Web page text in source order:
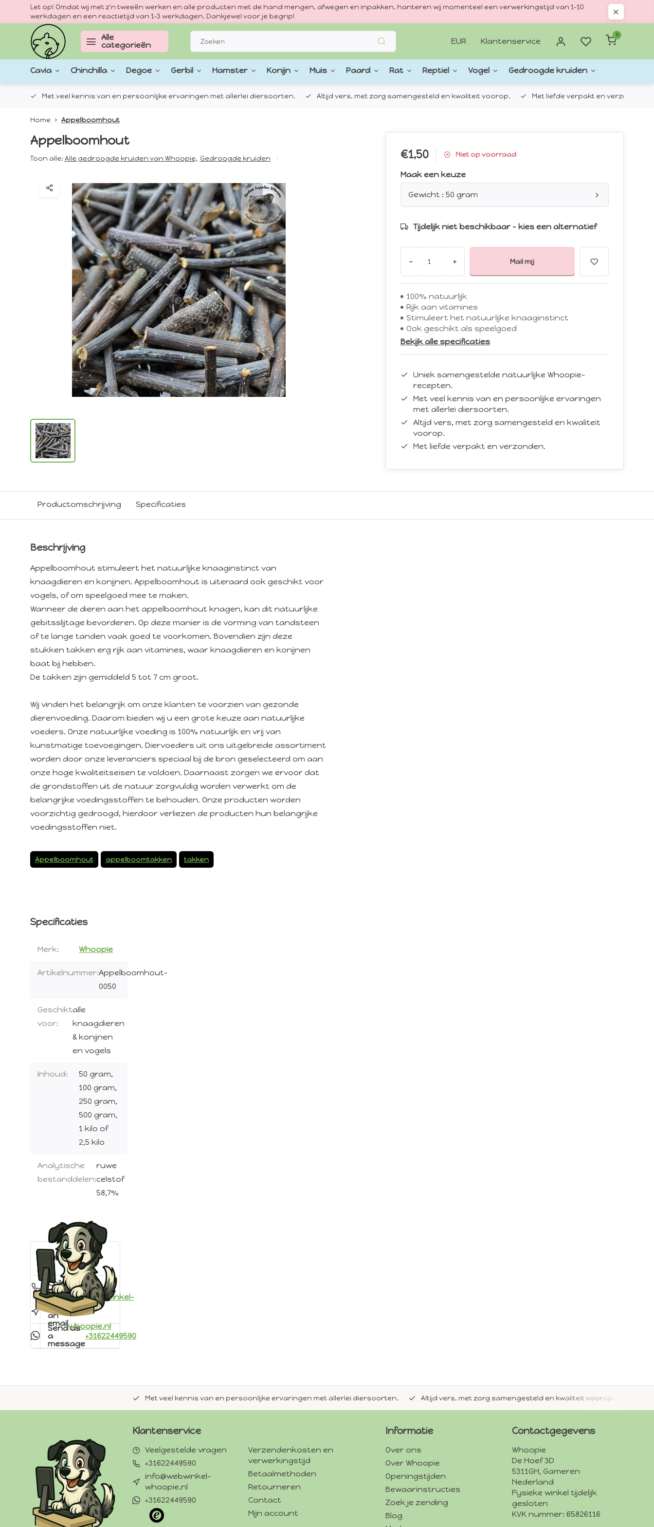
Let op! Omdat wij met z'n tweeën werken en alle producten met de hand mengen, afwegen en inpakken, hanteren wij momenteel een verwerkingstijd van 1–10
werkdagen en een reactietijd van 1–3 werkdagen. Dankjewel voor je begrip!
Alle
categorieën
EUR Klantenservice
0
Cavia Chinchilla Degoe Gerbil Hamster Konijn Muis Paard Rat Reptiel Vogel Gedroogde kruiden
Met veel kennis van en persoonlijke ervaringen met allerlei diersoorten. Altijd vers, met zorg samengesteld en kwaliteit voorop. Met liefde verpakt en verzonden.
Home Appelboomhout
Appelboomhout
Toon alle: Alle gedroogde kruiden van Whoopie, Gedroogde kruiden €1,50 Niet op voorraad
Maak een keuze
Gewicht : 50 gram
Tijdelijk niet beschikbaar – kies een alternatief
- + Mail mij
100% natuurlijk
Rijk aan vitamines
Stimuleert het natuurlijke knaaginstinct
Ook geschikt als speelgoed
Bekijk alle specificaties
Uniek samengestelde natuurlijke Whoopie-
recepten.
Met veel kennis van en persoonlijke ervaringen
met allerlei diersoorten.
Altijd vers, met zorg samengesteld en kwaliteit
voorop.
Met liefde verpakt en verzonden.
Productomschrijving Specificaties
Beschrijving
Appelboomhout stimuleert het natuurlijke knaaginstinct van
knaagdieren en konijnen. Appelboomhout is uiteraard ook geschikt voor
vogels, of om speelgoed mee te maken.
Wanneer de dieren aan het appelboomhout knagen, kan dit natuurlijke
gebitsslijtage bevorderen. Op deze manier is de vorming van tandsteen
of te lange tanden vaak goed te voorkomen. Bovendien zijn deze
stukken takken erg rijk aan vitamines, waar knaagdieren en konijnen
baat bij hebben.
De takken zijn gemiddeld 5 tot 7 cm groot.
Wij vinden het belangrijk om onze klanten te voorzien van gezonde
dierenvoeding. Daarom bieden wij u een grote keuze aan natuurlijke
voeders. Onze natuurlijke voeding is 100% natuurlijk en vrij van
kunstmatige toevoegingen. Diervoeders uit ons uitgebreide assortiment
worden door onze leveranciers speciaal bij de bron geselecteerd om aan
onze hoge kwaliteitseisen te voldoen. Daarnaast zorgen we ervoor dat
de grondstoffen uit de natuur zorgvuldig worden verwerkt om de
belangrijke voedingsstoffen te behouden. Onze producten worden
voorzichtig gedroogd, hierdoor verliezen de producten hun belangrijke
voedingsstoffen niet.
Appelboomhout appelboomtakken takken
Specificaties
Merk: Whoopie
Artikelnummer:Appelboomhout-
0050
Geschikt
voor:
alle
knaagdieren
& konijnen
en vogels
Inhoud:
50 gram,
100 gram,
250 gram,
500 gram,
1 kilo of
2,5 kilo
Analytische
bestanddelen:
ruwe
celstof
58,7%
Can we help?
Call
us +31622449590
Send
us
an
email
info@webwinkel-
whoopie.nl
Send us
a
message
+31622449590
Met veel kennis van en persoonlijke ervaringen met allerlei diersoorten. Altijd vers, met zorg samengesteld en kwaliteit voorop.
Klantenservice
Veelgestelde vragen
+31622449590
info@webwinkel-
whoopie.nl
+31622449590
Verzendenkosten en
verwerkingstijd
Betaalmethoden
Retourneren
Contact
Mijn account
Informatie
Over ons
Over Whoopie
Openingstijden
Bewaarinstructies
Zoek je zending
Blog
Contactgegevens
Whoopie
De Hoef 3D
5311GH, Gameren
Nederland
Fysieke winkel tijdelijk
gesloten
KVK nummer: 65826116